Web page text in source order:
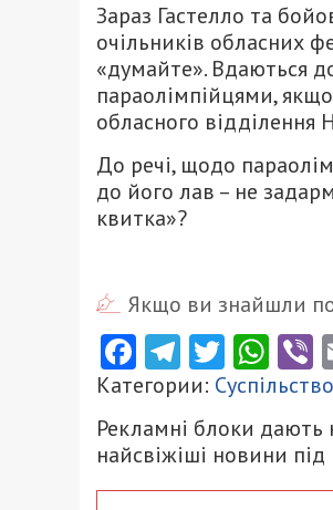
Зараз Гастелло та
очільників обласних
«думайте». Вдаються
параолімпійцями,
обласного відділення
До речі, щодо
до його лав – не
квитка»?
Якщо ви знайшли
Facebook
Telegram
Twitter
Категории: Суспільство
Рекламні блоки
найсвіжіші новини